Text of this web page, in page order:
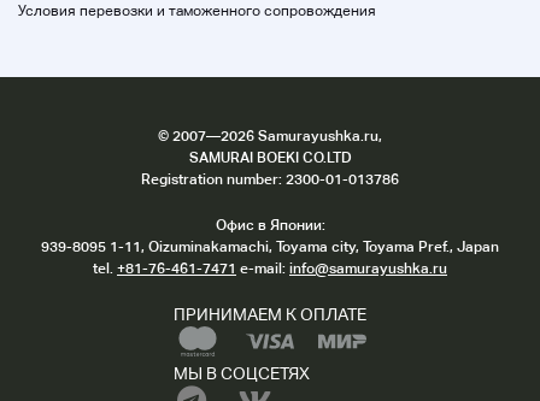
Условия перевозки и таможенного сопровождения
© 2007—2026 Samurayushka.ru,
SAMURAI BOEKI CO.LTD
Registration number: 2300-01-013786
Офис в Японии:
939-8095 1-11, Oizuminakamachi, Toyama city, Toyama Pref., Japan
tel. +81-76-461-7471 e-mail: info@samurayushka.ru
ПРИНИМАЕМ К ОПЛАТЕ
МЫ В СОЦСЕТЯХ